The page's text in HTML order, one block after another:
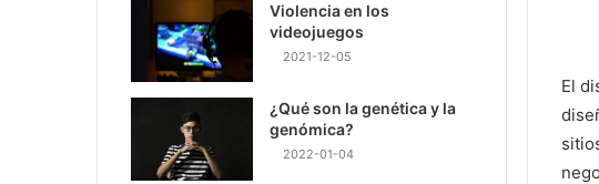
El
Violencia en los
videojuegos
2021-12-05
¿Qué son la genética y la
genómica?
2022-01-04